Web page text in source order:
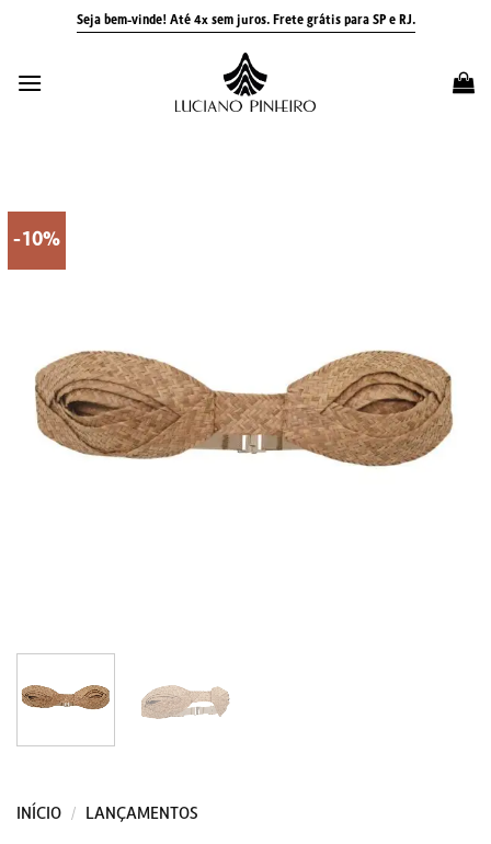
Seja bem-vinde! Até 4x sem juros. Frete grátis para SP e RJ.
-10%
INÍCIO / LANÇAMENTOS